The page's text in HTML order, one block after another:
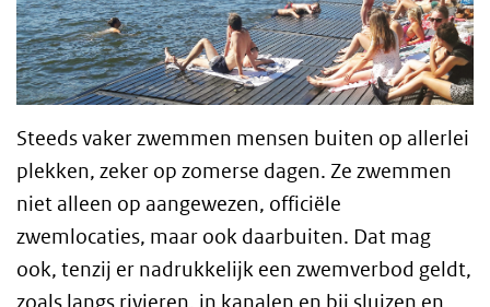
Steeds vaker zwemmen mensen buiten op allerlei
plekken, zeker op zomerse dagen. Ze zwemmen
niet alleen op aangewezen, officiële
zwemlocaties, maar ook daarbuiten. Dat mag
ook, tenzij er nadrukkelijk een zwemverbod geldt,